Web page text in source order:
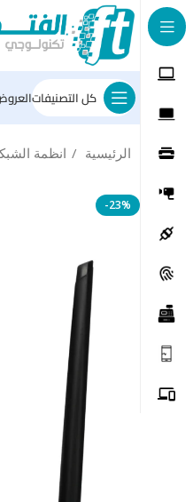
كل التصنيفات
الرئيسية انظمة
-23%